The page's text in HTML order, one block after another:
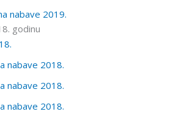
nabave 2019.
godinu
nabave 2018.
nabave 2018.
nabave 2018.